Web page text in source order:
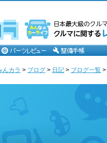
んカラ > ブログ > 日記 > ブログ一覧 >